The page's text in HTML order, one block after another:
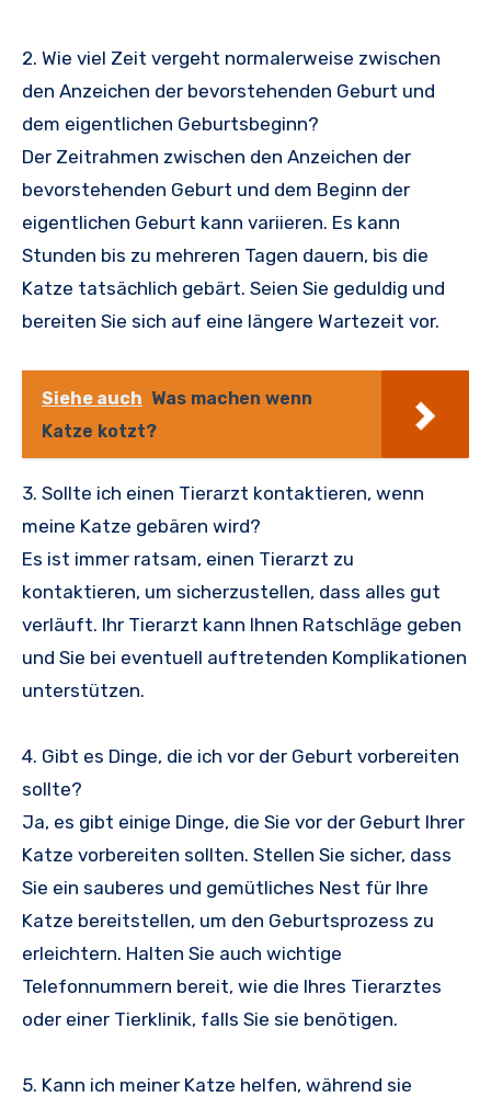
2. Wie viel Zeit vergeht normalerweise zwischen
den Anzeichen der bevorstehenden Geburt und
dem eigentlichen Geburtsbeginn?
Der Zeitrahmen zwischen den Anzeichen der
bevorstehenden Geburt und dem Beginn der
eigentlichen Geburt kann variieren. Es kann
Stunden bis zu mehreren Tagen dauern, bis die
Katze tatsächlich gebärt. Seien Sie geduldig und
bereiten Sie sich auf eine längere Wartezeit vor.
Siehe auch Was machen wenn
Katze kotzt?
3. Sollte ich einen Tierarzt kontaktieren, wenn
meine Katze gebären wird?
Es ist immer ratsam, einen Tierarzt zu
kontaktieren, um sicherzustellen, dass alles gut
verläuft. Ihr Tierarzt kann Ihnen Ratschläge geben
und Sie bei eventuell auftretenden Komplikationen
unterstützen.
4. Gibt es Dinge, die ich vor der Geburt vorbereiten
sollte?
Ja, es gibt einige Dinge, die Sie vor der Geburt Ihrer
Katze vorbereiten sollten. Stellen Sie sicher, dass
Sie ein sauberes und gemütliches Nest für Ihre
Katze bereitstellen, um den Geburtsprozess zu
erleichtern. Halten Sie auch wichtige
Telefonnummern bereit, wie die Ihres Tierarztes
oder einer Tierklinik, falls Sie sie benötigen.
5. Kann ich meiner Katze helfen, während sie